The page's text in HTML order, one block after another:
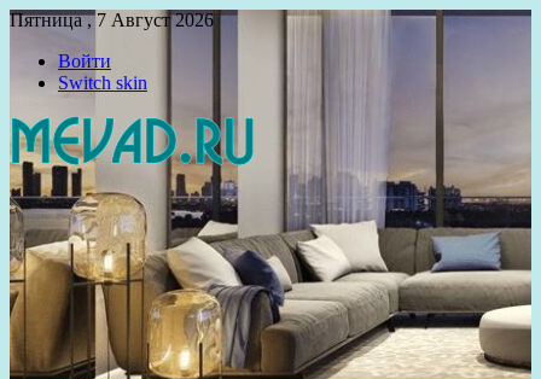
Пятница , 7 Август 2026
Войти
Switch skin